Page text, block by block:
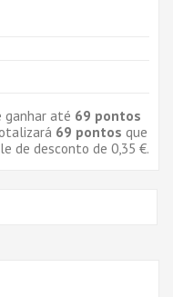
ganhar até 69 pontos
69 pontos que
de desconto de 0,35 €.